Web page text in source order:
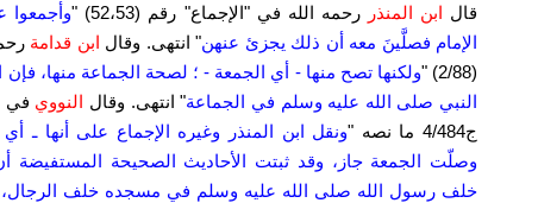
قال ابن المنذر رحمه الله في "الإجماع" رقم (52،53) "
الإمام فصلَّينَ معه أن ذلك يجزئ عنهن" انتهى. وقال ابن قدامة
(2/88) "
ولكنها تصح منها - أي الجمعة - ؛ لصحة الجماعة منها،
النبي صلى الله عليه وسلم في الجماعة" انتهى. وقال النووي في
ج4/484 ما نصه "
ونقل ابن المنذر وغيره الإجماع على أنها ـ
وصلّت الجمعة جاز، وقد ثبتت الأحاديث الصحيحة المستفيضة
خلف رسول الله صلى الله عليه وسلم في مسجده خلف الرجال،